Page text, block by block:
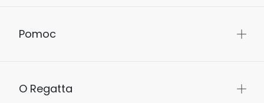
Pomoc
O Regatta